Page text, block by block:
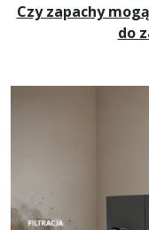
Czy zapachy
do